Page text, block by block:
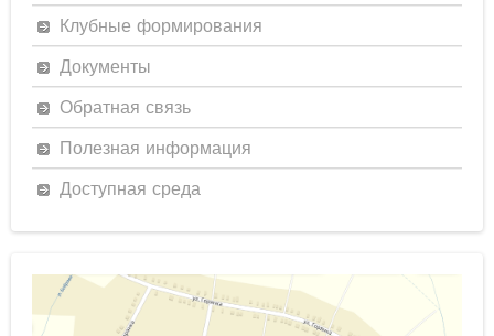
Клубные формирования
Документы
Обратная связь
Полезная информация
Доступная среда